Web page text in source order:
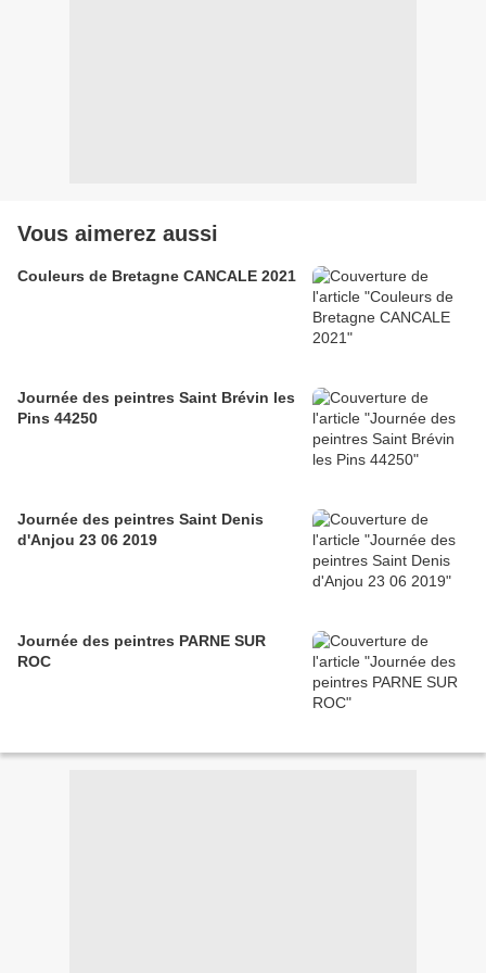
Vous aimerez aussi
Couleurs de Bretagne CANCALE 2021
Journée des peintres Saint Brévin les
Pins 44250
Journée des peintres Saint Denis
d'Anjou 23 06 2019
Journée des peintres PARNE SUR
ROC